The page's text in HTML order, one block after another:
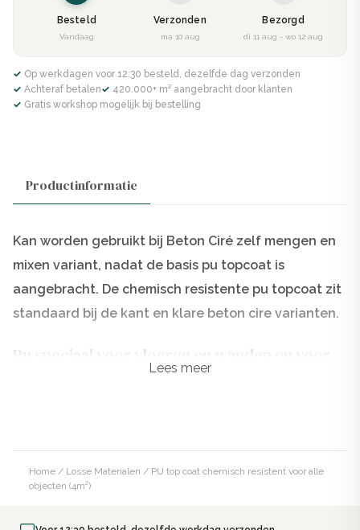
Productinformatie
Kan worden gebruikt bij Beton Ciré zelf mengen en
mixen variant, nadat de basis pu topcoat is
aangebracht. De chemisch resistente pu topcoat zit
standaard bij de kant en klare beton cire varianten.
Pu speciaal voor vloeren en wanden en voor
de keuken. Geschikt voor het spatscherm.
droog is, kan de pu topcoat worden aangebracht.
Bij de beton cire microcement sla je de presealer
over en kun je direct beginnen met de pu topcoat.
Lees meer
Besteld
Vandaag
Verzonden
ma 10 aug
Bezorgd
di 11 aug - wo 12 aug
✓ Op werkdagen voor 12:30 besteld, dezelfde dag verzonden
✓ Achteraf betalen
✓ 420.000+ m² aangebracht door klanten
✓ Gratis workshop mogelijk bij bestelling
Home / Losse Materialen / PU top coat chemisch resistent voor alle
objecten (4m²)